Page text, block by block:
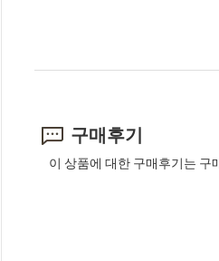
구매후기
이 상품에 대한 구매후기는 구